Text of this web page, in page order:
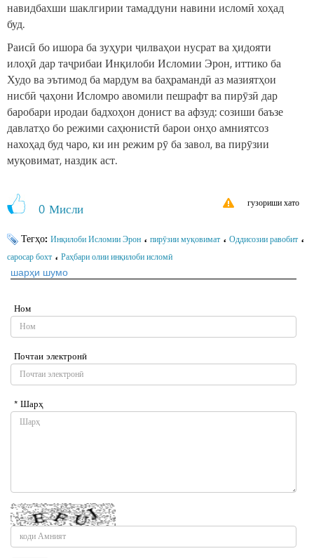
навидбахши шаклгирии тамаддуни навини исломӣ хоҳад
буд.
Раисӣ бо ишора ба зуҳури ҷилваҳои нусрат ва ҳидояти
илоҳӣ дар таҷрибаи Инқилоби Исломии Эрон, иттико ба
Худо ва эътимод ба мардум ва баҳрамандӣ аз мазиятҳои
нисбӣ ҷаҳони Исломро авомили пешрафт ва пирӯзӣ дар
баробари иродаи бадхоҳон донист ва афзуд: созиши баъзе
давлатҳо бо режими саҳюнистӣ барои онҳо амниятсоз
нахоҳад буд чаро, ки ин режим рӯ ба завол, ва пирӯзии
муқовимат, наздик аст.
0 Мисли гузориши хато
Тегҳо: Инқилоби Исломии Эрон ، пирӯзии муқовимат ، Оддисозии равобит ،
саросар бохт ، Раҳбари олии инқилоби исломӣ
шарҳи шумо
Ном
Почтаи электронӣ
* Шарҳ